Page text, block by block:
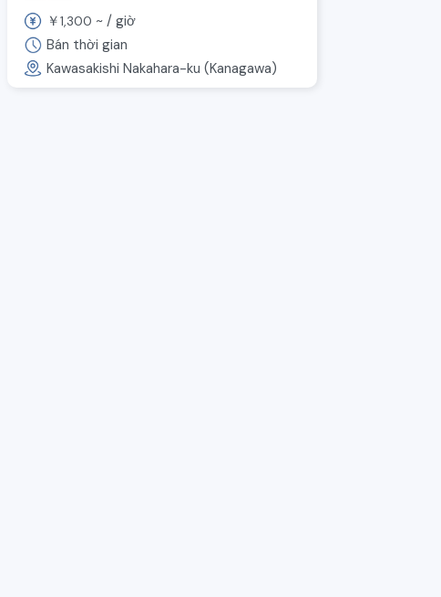
ken, ga Musashi-Nakahara》
￥1,300 ~ / giờ
Bán thời gian
Kawasakishi Nakahara-ku (Kanagawa)